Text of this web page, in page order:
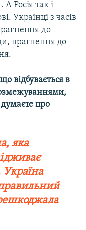
Росія так і
Українці з часів
до
прагнення до
відбувається в
про
яка
Україна